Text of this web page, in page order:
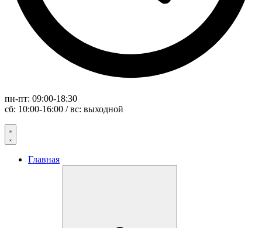
пн-пт: 09:00-18:30
сб: 10:00-16:00 / вс: выходной
Главная